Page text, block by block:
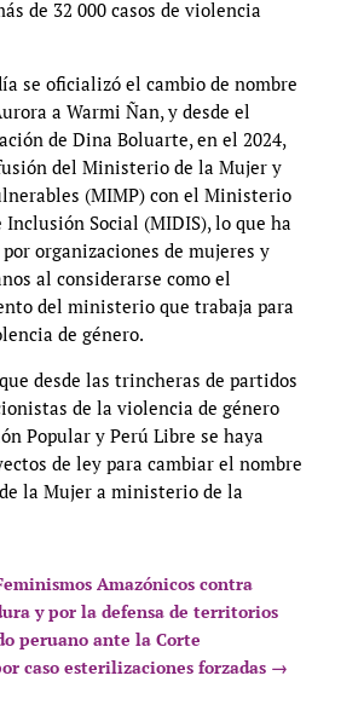
de 32 000 casos de violencia
se oficializó el cambio de nombre
a Warmi Ñan, y desde el
de Dina Boluarte, en el 2024,
del Ministerio de la Mujer y
(MIMP) con el Ministerio
Inclusión Social (MIDIS), lo que ha
organizaciones de mujeres y
al considerarse como el
del ministerio que trabaja para
de género.
desde las trincheras de partidos
de la violencia de género
Popular y Perú Libre se haya
de ley para cambiar el nombre
la Mujer a ministerio de la
Amazónicos contra
y por la defensa de territorios
peruano ante la Corte
caso esterilizaciones forzadas →